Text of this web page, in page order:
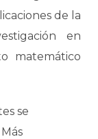
de la
en
matemático
se